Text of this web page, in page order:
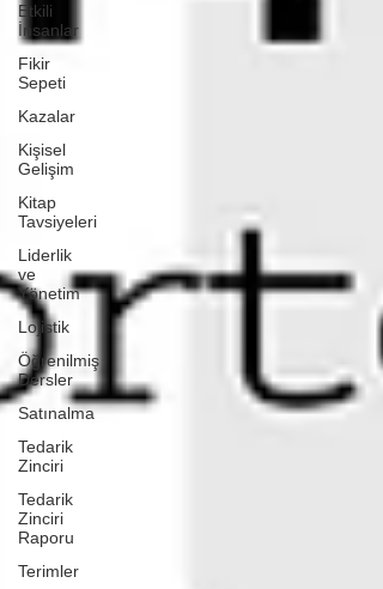
Etkili
İnsanlar
Fikir
Sepeti
Kazalar
Kişisel
Gelişim
Kitap
Tavsiyeleri
Liderlik
ve
Yönetim
Lojistik
Öğrenilmiş
Dersler
Satınalma
Tedarik
Zinciri
Tedarik
Zinciri
Raporu
Terimler